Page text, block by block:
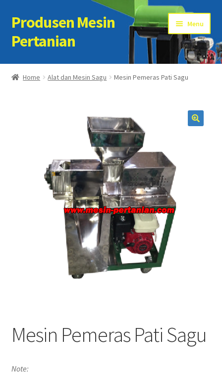
Skip
to
navigation
Skip
to
content
Produsen Mesin
Pertanian
Menu
Home
Kontak Kami
Home Alat dan Mesin Sagu Mesin Pemeras Pati Sagu
Mesin Pemeras Pati Sagu
Note: